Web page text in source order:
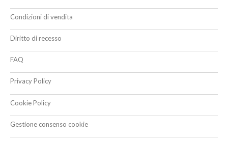
Condizioni di vendita
Diritto di recesso
FAQ
Privacy Policy
Cookie Policy
Gestione consenso cookie